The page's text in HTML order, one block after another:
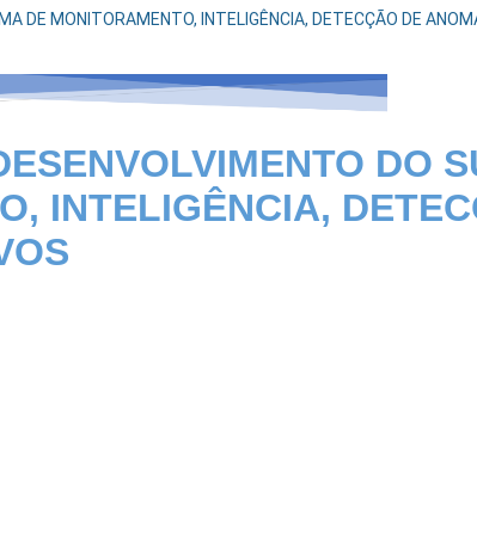
DE MONITORAMENTO, INTELIGÊNCIA, DETECÇÃO DE
DO
INTELIGÊNCIA,